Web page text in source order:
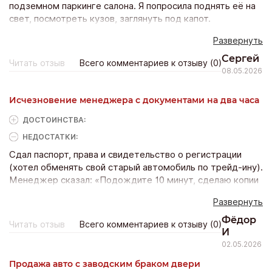
подземном паркинге салона. Я попросила поднять её на
свет, посмотреть кузов, заглянуть под капот.
мы не игрушечный магазин». Я в шоке. Я должна отдать
три миллиона, даже не осмотрев товар? Это вообще
законно? Ушла. Потом оказалось, что у той машины был
Обманщики.
Развернуть
Читать отзыв Всего комментариев к отзыву (0)Сергей
08.05.2026
Исчезновение менеджера с документами на два часа
ДОСТОИНCТВА:
НЕДОСТАТКИ:
Сдал паспорт, права и свидетельство о регистрации
(хотел обменять свой старый автомобиль по трейд-ину).
Менеджер сказал: «Подождите 10 минут, сделаю копии
хожу по салону — менеджера никто не видел. Паспорт
где? Начал паниковать. Через два часа он появляется с
пирожком из столовой — «извините, напарник заболел, я
отвлёкся». Всё это время мои документы лежали на
неизвестно куда. Полная безалаберность. Доверие
Развернуть
Читать отзыв Всего комментариев к отзыву (0)Фёдор
И
02.05.2026
Продажа авто с заводским браком двери